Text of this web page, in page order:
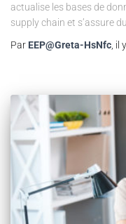
actualise les bases de
supply chain et s’assure du
Par EEP@Greta-HsNfc , il